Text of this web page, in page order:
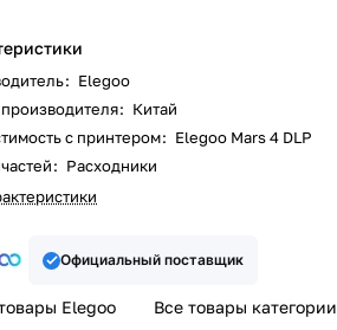
: Elegoo
: Китай
с принтером: Elegoo Mars 4 DLP
: Расходники
Официальный поставщик
Elegoo Все товары категории